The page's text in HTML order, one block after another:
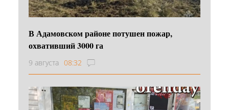
В Адамовском районе потушен пожар,
охвативший 3000 га
9 августа 08:32